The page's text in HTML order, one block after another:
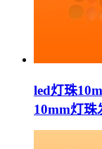
led灯珠
10mm灯珠